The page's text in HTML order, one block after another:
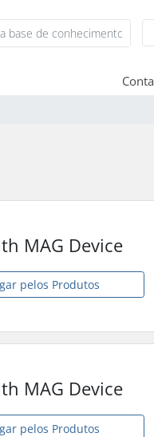
Conta
MAG Device
pelos Produtos
MAG Device
pelos Produtos